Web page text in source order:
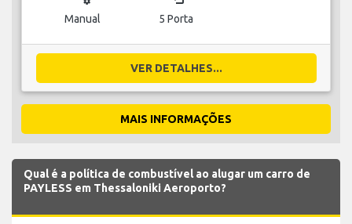
Manual 5 Porta
VER DETALHES...
MAIS INFORMAÇÕES
Qual é a política de combustível ao alugar um carro de
PAYLESS em Thessaloniki Aeroporto?